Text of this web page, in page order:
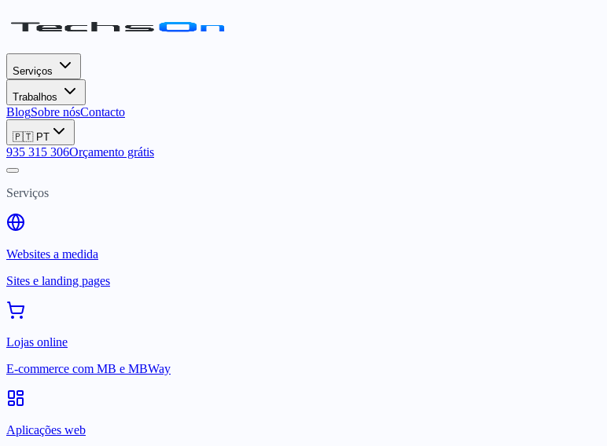
Serviços
Trabalhos
BlogSobre nósContacto
🇵🇹 PT
935 315 306Orçamento grátis
Serviços
Websites a medida
Sites e landing pages
Lojas online
E-commerce com MB e MBWay
Aplicações web